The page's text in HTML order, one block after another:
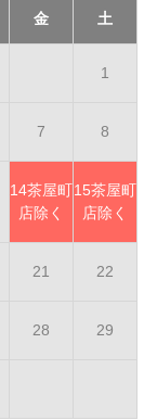
金 土
1
7 8
14茶屋町
店除く
15茶屋町
店除く
21 22
28 29